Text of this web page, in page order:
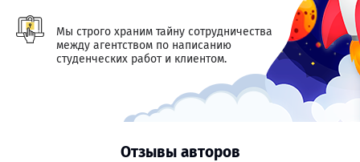
Мы строго храним тайну сотрудничества
между агентством по написанию
студенческих работ и клиентом.
Отзывы авторов